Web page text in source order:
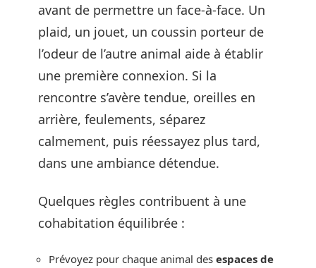
avant de permettre un face-à-face. Un
plaid, un jouet, un coussin porteur de
l’odeur de l’autre animal aide à établir
une première connexion. Si la
rencontre s’avère tendue, oreilles en
arrière, feulements, séparez
calmement, puis réessayez plus tard,
dans une ambiance détendue.
Quelques règles contribuent à une
cohabitation équilibrée :
Prévoyez pour chaque animal des espaces de